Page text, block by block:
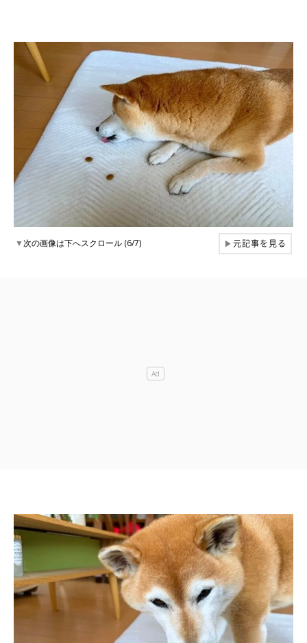
▼次の画像は下へスクロール (6/7) ▶元記事を見る